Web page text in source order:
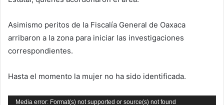
Asimismo peritos de la Fiscalía General de Oaxaca
arribaron a la zona para iniciar las investigaciones
correspondientes.
Hasta el momento la mujer no ha sido identificada.
Reproductor
Media error: Format(s) not supported or source(s) not found